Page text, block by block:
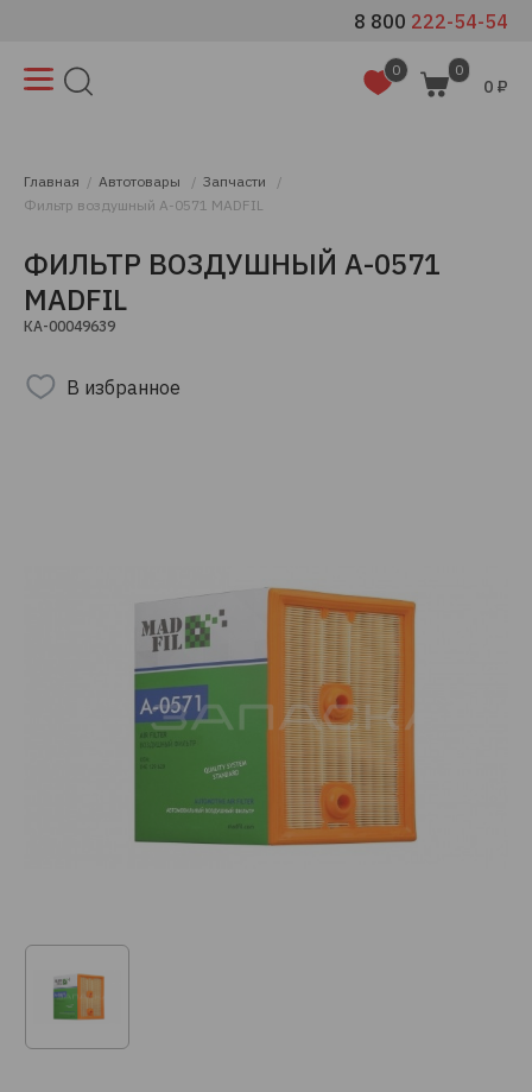
8 800 222-54-54
0 0
0 ₽
Главная Автотовары
Запчасти
Фильтр воздушный A-0571 MADFIL
ФИЛЬТР ВОЗДУШНЫЙ A-0571
MADFIL
КА-00049639
В избранное